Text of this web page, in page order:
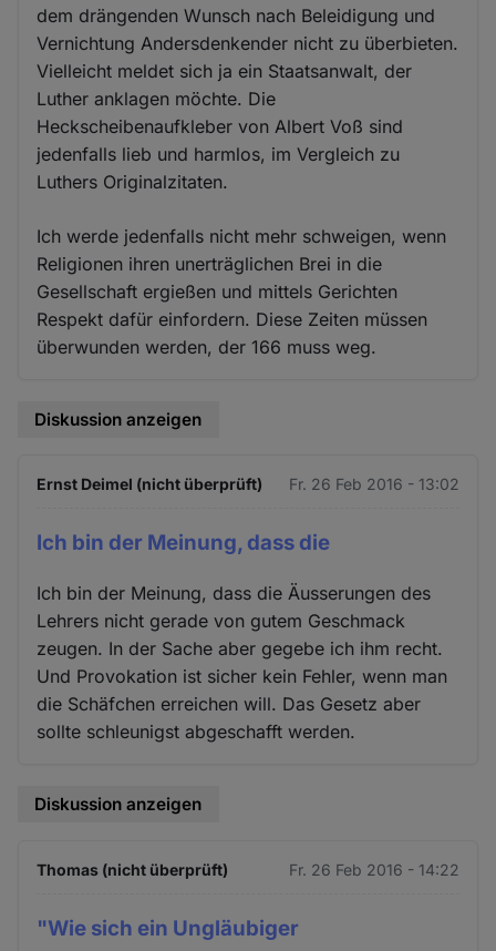
dem drängenden Wunsch nach Beleidigung und
Vernichtung Andersdenkender nicht zu überbieten.
Vielleicht meldet sich ja ein Staatsanwalt, der
Luther anklagen möchte. Die
Heckscheibenaufkleber von Albert Voß sind
jedenfalls lieb und harmlos, im Vergleich zu
Luthers Originalzitaten.
Ich werde jedenfalls nicht mehr schweigen, wenn
Religionen ihren unerträglichen Brei in die
Gesellschaft ergießen und mittels Gerichten
Respekt dafür einfordern. Diese Zeiten müssen
überwunden werden, der 166 muss weg.
Diskussion anzeigen
Ernst Deimel (nicht überprüft) Fr. 26 Feb 2016 - 13:02
Ich bin der Meinung, dass die
Ich bin der Meinung, dass die Äusserungen des
Lehrers nicht gerade von gutem Geschmack
zeugen. In der Sache aber gegebe ich ihm recht.
Und Provokation ist sicher kein Fehler, wenn man
die Schäfchen erreichen will. Das Gesetz aber
sollte schleunigst abgeschafft werden.
Diskussion anzeigen
Thomas (nicht überprüft) Fr. 26 Feb 2016 - 14:22
"Wie sich ein Ungläubiger